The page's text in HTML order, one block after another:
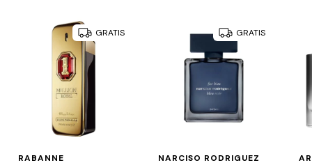
GRATIS
RABANNE
GRATIS
NARCISO RODRIGUEZ